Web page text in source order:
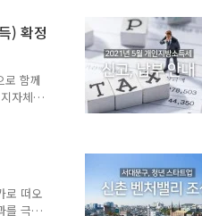
터를
☎ 02-
) 확정
로 함께
자체
● PC
● 모바
과세
만 65
고는
로 떠오
를 극